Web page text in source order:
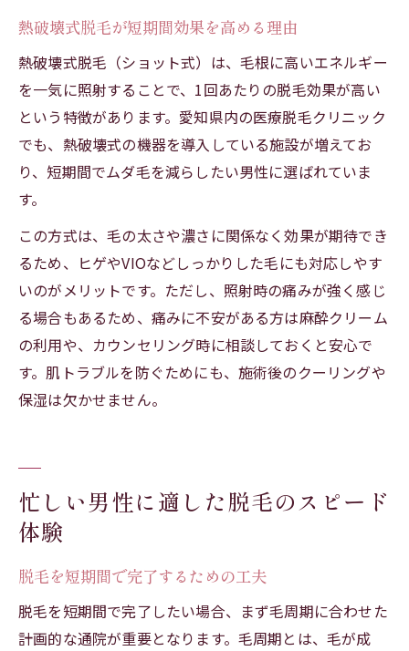
熱破壊式脱毛が短期間効果を高める理由
熱破壊式脱毛（ショット式）は、毛根に高いエネルギー
を一気に照射することで、1回あたりの脱毛効果が高い
という特徴があります。愛知県内の医療脱毛クリニック
でも、熱破壊式の機器を導入している施設が増えてお
り、短期間でムダ毛を減らしたい男性に選ばれていま
す。
この方式は、毛の太さや濃さに関係なく効果が期待でき
るため、ヒゲやVIOなどしっかりした毛にも対応しやす
いのがメリットです。ただし、照射時の痛みが強く感じ
る場合もあるため、痛みに不安がある方は麻酔クリーム
の利用や、カウンセリング時に相談しておくと安心で
す。肌トラブルを防ぐためにも、施術後のクーリングや
保湿は欠かせません。
忙しい男性に適した脱毛のスピード
体験
脱毛を短期間で完了するための工夫
脱毛を短期間で完了したい場合、まず毛周期に合わせた
計画的な通院が重要となります。毛周期とは、毛が成